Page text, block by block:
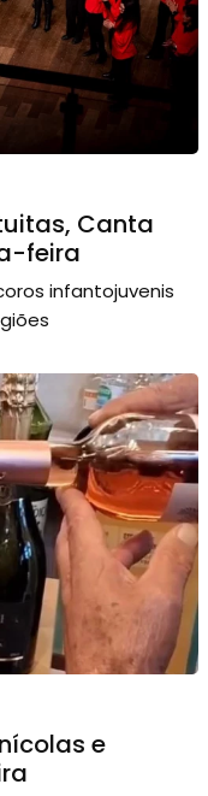
Canta
feira
infantojuvenis
e